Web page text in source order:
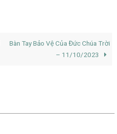
Bàn Tay Bảo Vệ Của Đức Chúa Trời
– 11/10/2023